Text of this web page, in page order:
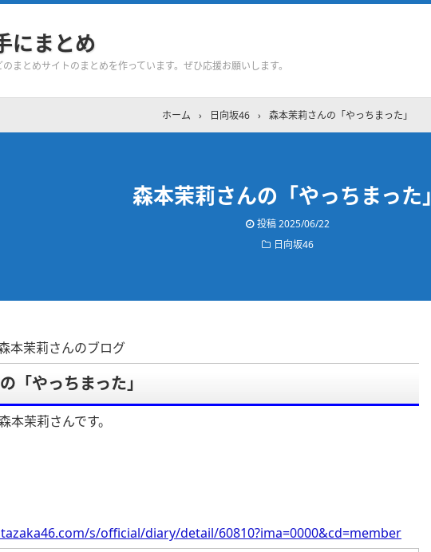
にまとめ
まとめサイトのまとめを作っています。ぜひ応援お願いします。
ホーム › 日向坂46 › 森本茉莉さんの「やっちまった」
森本茉莉さんの「やっちまった」
投稿2025/06/22
日向坂46
本茉莉さんのブログ
「やっちまった」
本茉莉さんです。
s/official/diary/detail/60810?ima=0000&cd=member